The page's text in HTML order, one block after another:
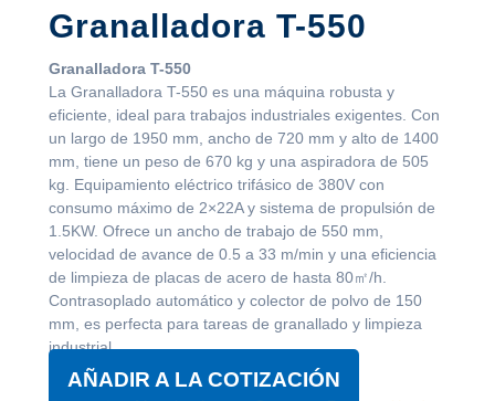
Granalladora T-550
Granalladora T-550
La Granalladora T-550 es una máquina robusta y
eficiente, ideal para trabajos industriales exigentes. Con
un largo de 1950 mm, ancho de 720 mm y alto de 1400
mm, tiene un peso de 670 kg y una aspiradora de 505
kg. Equipamiento eléctrico trifásico de 380V con
consumo máximo de 2×22A y sistema de propulsión de
1.5KW. Ofrece un ancho de trabajo de 550 mm,
velocidad de avance de 0.5 a 33 m/min y una eficiencia
de limpieza de placas de acero de hasta 80㎡/h.
Contrasoplado automático y colector de polvo de 150
mm, es perfecta para tareas de granallado y limpieza
industrial.
AÑADIR A LA COTIZACIÓN